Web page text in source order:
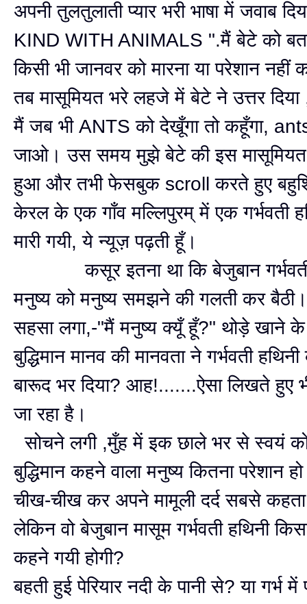
अपनी तुलतुलाती प्यार भरी भाषा में जवाब
KIND WITH ANIMALS ".मैं बेटे को
किसी भी जानवर को मारना या परेशान नहीं
तब मासूमियत भरे लहजे में बेटे ने उत्तर दिया
मैं जब भी ANTS को देखूँगा तो कहूँगा,
जाओ। उस समय मुझे बेटे की इस
हुआ और तभी फेसबुक scroll करते हुए
केरल के एक गाँव मल्लिपुरम् में एक गर्भवती
मारी गयी, ये न्यूज़ पढ़ती हूँ।
कसूर इतना था कि बेजुबान गर्भवती
मनुष्य को मनुष्य समझने की गलती कर बैठी।
सहसा लगा,-"मैं मनुष्य क्यूँ हूँ?" थोड़े खाने
बुद्धिमान मानव की मानवता ने गर्भवती
बारूद भर दिया? आह!.......ऐसा लिखते हुए
जा रहा है।
सोचने लगी ,मुँह में इक छाले भर से स्वयं को
बुद्धिमान कहने वाला मनुष्य कितना परेशान
चीख-चीख कर अपने मामूली दर्द सबसे
लेकिन वो बेजुबान मासूम गर्भवती हथिनी
कहने गयी होगी?
बहती हुई पेरियार नदी के पानी से? या गर्भ